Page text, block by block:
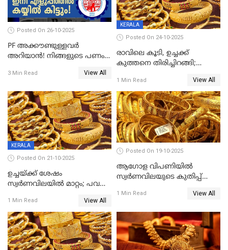
Posted On 26-10-2025
PF അക്കൗണ്ടുള്ളവർ
അറിയാൻ! നിങ്ങളുടെ പണം
കിട്ടും!
3 Min Read View All
KERALA
Posted On 24-10-2025
രാവിലെ കൂടി, ഉച്ചക്ക്
കുത്തനെ തിരിച്ചിറങ്ങി;
കുറഞ്ഞു
1 Min Read View All
KERALA
Posted On 21-10-2025
ഉച്ചയ്ക്ക് ശേഷം
സ്വർണവിലയിൽ മാറ്റം; പവന്
1 Min Read View All
Posted On 19-10-2025
ആഗോള വിപണിയിൽ
സ്വർണവിലയുടെ കുതിപ്പ്
1 Min Read View All